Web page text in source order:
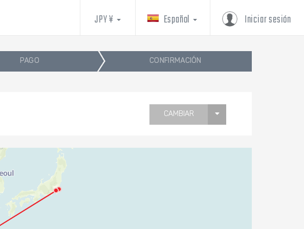
Iniciar sesión
Español
JPY ¥
PAGO CONFIRMACIÓN
CAMBIAR